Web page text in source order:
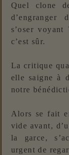
Quel clone
d’engranger
s’oser
c’est sûr.
La critique
elle saigne à
notre
Alors se fait
vide avant,
la garce,
urgent de